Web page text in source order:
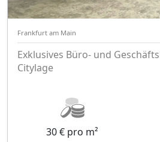
Frankfurt am Main
Exklusives Büro- und
Citylage
30 € pro m²